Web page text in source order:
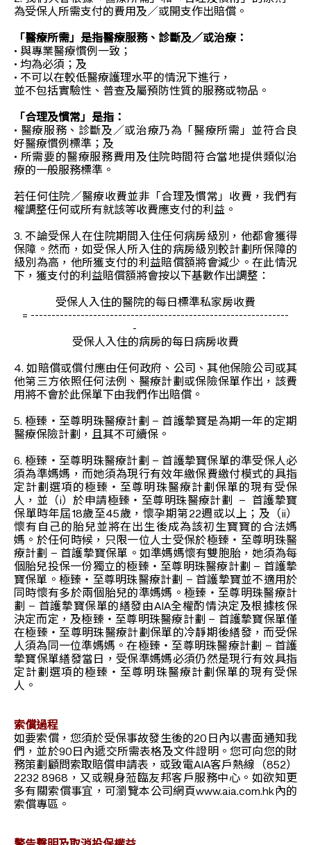
為受保人所需支付的費用及／或開支作出賠償。
「醫療所需」是指醫療服務、診斷及／或治療：
• 與專業醫療慣例一致；
• 均為必須；及
• 不可以在較低醫療護理水平的情況下進行，
並不包括實驗性、普查及屬預防性質的服務或物品。
「合理及慣常」是指：
• 醫療服務、診斷及／或治療乃為「醫療所需」並符合良
好醫療慣例標準；及
• 所需要的醫療服務費用及住院時間符合當地提供類似治
療的一般服務標準。
若任何住院／醫療收費並非「合理及慣常」收費，我們有
權調整任何或所有就該等收費應支付的利益。
3. 不論受保人在住院期間入住任何病房級別，他都會獲得
保障。然而，如受保人所入住的病房級別較計劃所保障的
級別為高，他所獲支付的利益賠償額將會減少。在此情況
下，獲支付的利益賠償額將會按以下基數作出調整：
受保人入住的醫院的每日標準私家房收費
= --------------------------------------------------------------
-
受保人入住的病房的每日病房收費
4. 如賠償或償付應由任何政府、公司、其他保險公司或其
他第三方依照任何法例、醫療計劃或保險保單作出，該費
用將不會於此保單下由我們作出賠償。
5. 極臻‧至尊明珠醫療計劃 – 首護摯寶是為期一年的定期
醫療保險計劃，且其不可續保。
6. 極臻‧至尊明珠醫療計劃 – 首護摯寶保單的準受保人必
須為準媽媽，而她須為現行有效年繳保費繳付模式的具指
定計劃選項的極臻‧至尊明珠醫療計劃保單的現有受保
人，並（i）於申請極臻‧至尊明珠醫療計劃 – 首護摯寶
保單時年屆18歲至45歲，懷孕期第22週或以上；及（ii）
懷有自己的胎兒並將在出生後成為該初生寶寶的合法媽
媽。於任何時候，只限一位人士受保於極臻‧至尊明珠醫
療計劃 – 首護摯寶保單。如準媽媽懷有雙胞胎，她須為每
個胎兒投保一份獨立的極臻‧至尊明珠醫療計劃 – 首護摯
寶保單。極臻‧至尊明珠醫療計劃 – 首護摯寶並不適用於
同時懷有多於兩個胎兒的準媽媽。極臻‧至尊明珠醫療計
劃 – 首護摯寶保單的繕發由AIA全權酌情決定及根據核保
決定而定，及極臻‧至尊明珠醫療計劃 – 首護摯寶保單僅
在極臻‧至尊明珠醫療計劃保單的冷靜期後繕發，而受保
人須為同一位準媽媽。在極臻‧至尊明珠醫療計劃 – 首護
摯寶保單繕發當日，受保準媽媽必須仍然是現行有效具指
定計劃選項的極臻‧至尊明珠醫療計劃保單的現有受保
人。
索償過程
如要索償，您須於受保事故發生後的20日內以書面通知我
們，並於90日內遞交所需表格及文件證明。您可向您的財
務策劃顧問索取賠償申請表，或致電AIA客戶熱線（852）
2232 8968，又或親身蒞臨友邦客戶服務中心。如欲知更
多有關索償事宜，可瀏覽本公司網頁www.aia.com.hk內的
索償專區。